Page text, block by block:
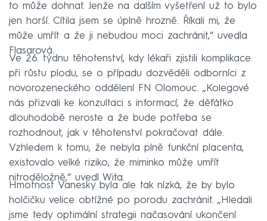
to může dohnat. Jenže na dalším vyšetření už to bylo
jen horší. Cítila jsem se úplně hrozně. Říkali mi, že
může umřít a že ji nebudou moci zachránit,“ uvedla
Flasarová.
Ve 26. týdnu těhotenství, kdy lékaři zjistili komplikace
při růstu plodu, se o případu dozvěděli odborníci z
novorozeneckého oddělení FN Olomouc. „Kolegové
nás přizvali ke konzultaci s informací, že děťátko
dlouhodobě neroste a že bude potřeba se
rozhodnout, jak v těhotenství pokračovat dále.
Vzhledem k tomu, že nebyla plně funkční placenta,
existovalo velké riziko, že miminko může umřít
nitroděložně,“ uvedl Wita.
Hmotnost Vanesky byla ale tak nízká, že by bylo
holčičku velice obtížné po porodu zachránit. „Hledali
jsme tedy optimální strategii načasování ukončení